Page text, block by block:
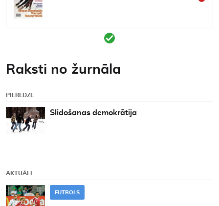
Raksti no žurnāla
PIEREDZE
Slidošanas demokrātija
AKTUĀLI
FUTBOLS